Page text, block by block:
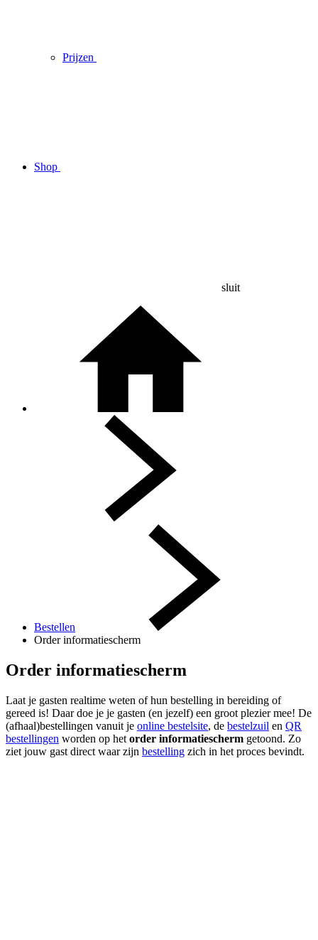
Prijzen
Shop
sluit
Bestellen
Order informatiescherm
Order informatiescherm
Laat je gasten realtime weten of hun bestelling in bereiding of
gereed is! Daar doe je je gasten (en jezelf) een groot plezier mee! De
(afhaal)bestellingen vanuit je online bestelsite, de bestelzuil en QR
bestellingen worden op het order informatiescherm getoond. Zo
ziet jouw gast direct waar zijn bestelling zich in het proces bevindt.